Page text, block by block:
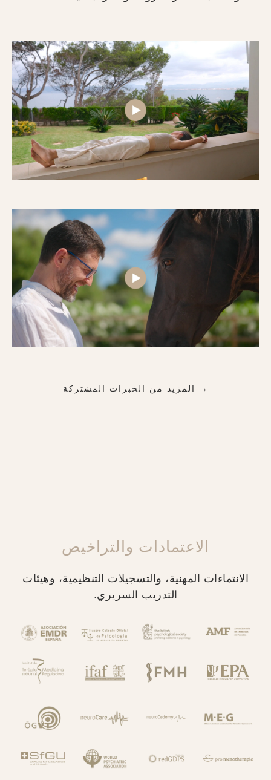
→ المزيد من الخبرات المشتركة
الاعتمادات والتراخيص
الانتماءات المهنية، والتسجيلات التنظيمية، وهيئات
التدريب السريري.